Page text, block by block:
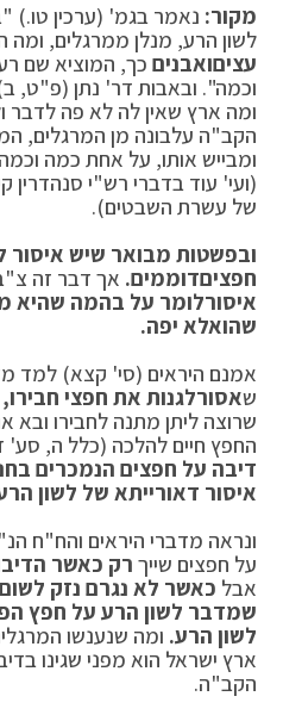
מקור: נאמר בגמ' (ערכין טו.)
לשון הרע, מנלן ממרגלים,
עציםואבנים כך, המוציא שם
וכמה". ובאבות דר' נתן (פ"ט,
ומה ארץ שאין לה לא פה לדבר
הקב"ה עלבונה מן המרגלים,
ומבייש אותו, על אחת כמה
(ועי' עוד בדברי רש"י סנהדרין
של עשרת השבטים).
ובפשטות מבואר שיש איסור
חפציםדוממים. אך דבר זה
איסורלומר על בהמה שהיא
שהואלא יפה.
אמנם היראים (סי' קצא) למד
שאסורלגנות את חפצי חבירו,
שרוצה ליתן מתנה לחבירו ובא
החפץ חיים להלכה (כלל ה, סע'
דיבה על חפצים הנמכרים
איסור דאורייתא של לשון
ונראה מדברי היראים והח"ח
על חפצים שייך רק כאשר
אבל כאשר לא נגרם נזק
שמדבר לשון הרע על חפץ
לשון הרע. ומה שנענשו
ארץ ישראל הוא מפני שגינו
הקב"ה.